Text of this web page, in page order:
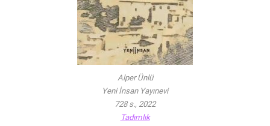
Alper Ünlü
Yeni İnsan Yayınevi
728 s., 2022
Tadımlık